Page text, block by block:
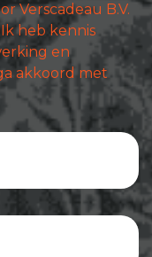
Verscadeau B.V.
heb kennis
en
akkoord met